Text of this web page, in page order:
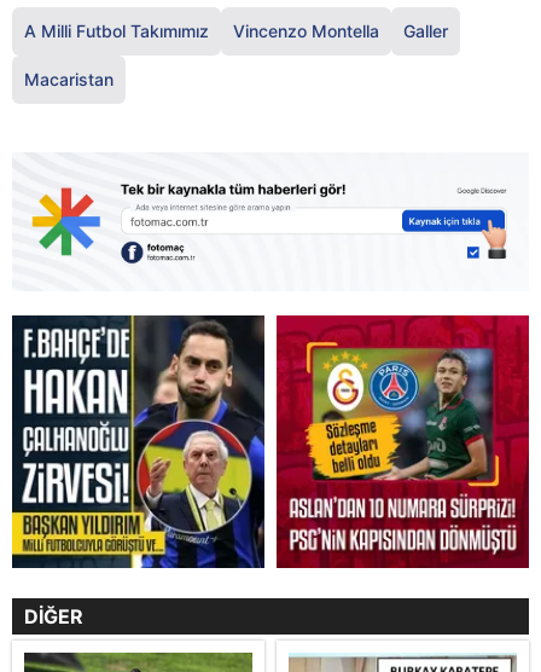
A Milli Futbol Takımımız Vincenzo Montella Galler
Macaristan
DİĞER